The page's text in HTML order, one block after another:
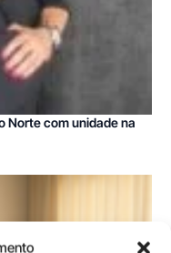
Norte com unidade na